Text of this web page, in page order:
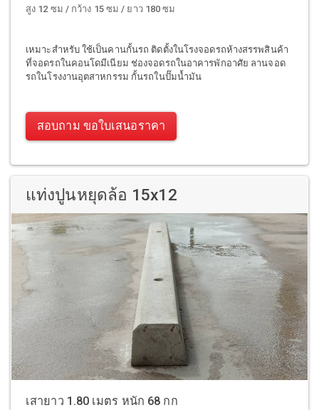
สูง 12 ซม / กว้าง 15 ซม / ยาว 180 ซม
เหมาะสำหรับ ใช้เป็นคานกั้นรถ ติดตั้งในโรงจอดรถห้างสรรพสินค้า
ที่จอดรถในคอนโดมีเนียม ช่องจอดรถในอาคารพักอาศัย ลานจอด
รถในโรงงานอุตสาหกรรม กั้นรถในปั๊มน้ำมัน
สอบถาม ขอใบเสนอราคา
แท่งปูนหยุดล้อ 15x12
เสายาว 1.80 เมตร หนัก 68 กก